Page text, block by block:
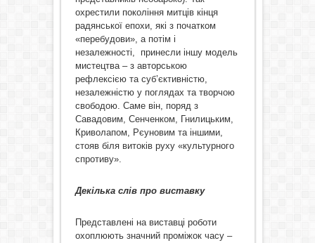
охрестили покоління митців кінця
радянської епохи, які з початком
«перебудови», а потім і
незалежності, принесли іншу модель
мистецтва – з авторською
рефлексією та суб’єктивністю,
незалежністю у поглядах та творчою
свободою. Саме він, поряд з
Савадовим, Сенченком, Гнилицьким,
Криволапом, Рєуновим та іншими,
стояв біля витоків руху «культурного
спротиву».
Декілька слів про виставку
Представлені на виставці роботи
охоплюють значний проміжок часу –